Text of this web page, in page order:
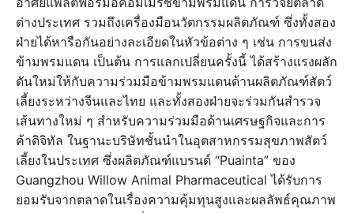
ต่างประเทศ รวมถึงเครื่องมือนวัตกรรมผลิตภัณฑ์ ซึ่งทั้งสอง
ฝ่ายได้หารือกันอย่างละเอียดในหัวข้อต่าง ๆ เช่น การขนส่ง
ข้ามพรมแดน เป็นต้น การแลกเปลี่ยนครั้งนี้ ได้สร้างแรงผลัก
ดันใหม่ให้กับความร่วมมือข้ามพรมแดนด้านผลิตภัณฑ์สัตว์
เลี้ยงระหว่างจีนและไทย และทั้งสองฝ่ายจะร่วมกันสำรวจ
เส้นทางใหม่ ๆ สำหรับความร่วมมือด้านเศรษฐกิจและการ
ค้าดิจิทัล ในฐานะบริษัทชั้นนำในอุตสาหกรรมสุขภาพสัตว์
เลี้ยงในประเทศ ซึ่งผลิตภัณฑ์แบรนด์ “Puainta” ของ
Guangzhou Willow Animal Pharmaceutical ได้รับการ
ยอมรับจากตลาดในเรื่องความคุ้มทุนสูงและผลลัพธ์คุณภาพ